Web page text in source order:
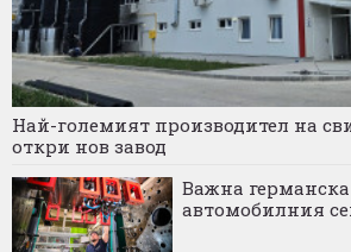
Най-големият производител на
откри нов завод
Важна
автомобилния